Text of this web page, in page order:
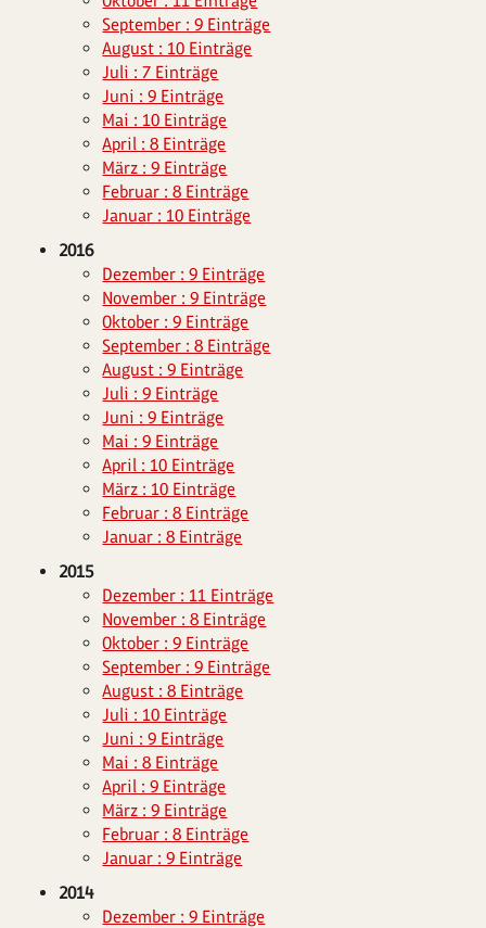
September : 9 Einträge
August : 10 Einträge
Juli : 7 Einträge
Juni : 9 Einträge
Mai : 10 Einträge
April : 8 Einträge
März : 9 Einträge
Februar : 8 Einträge
Januar : 10 Einträge
2016
Dezember : 9 Einträge
November : 9 Einträge
Oktober : 9 Einträge
September : 8 Einträge
August : 9 Einträge
Juli : 9 Einträge
Juni : 9 Einträge
Mai : 9 Einträge
April : 10 Einträge
März : 10 Einträge
Februar : 8 Einträge
Januar : 8 Einträge
2015
Dezember : 11 Einträge
November : 8 Einträge
Oktober : 9 Einträge
September : 9 Einträge
August : 8 Einträge
Juli : 10 Einträge
Juni : 9 Einträge
Mai : 8 Einträge
April : 9 Einträge
März : 9 Einträge
Februar : 8 Einträge
Januar : 9 Einträge
2014
Dezember : 9 Einträge